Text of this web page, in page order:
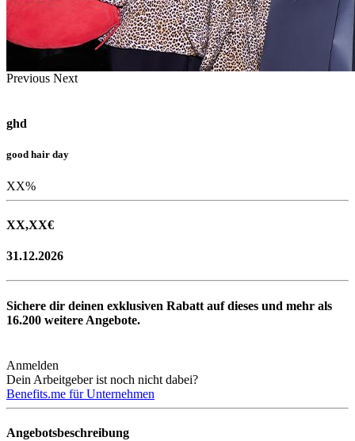
Previous Next
ghd
good hair day
XX%
XX,XX€
31.12.2026
Sichere dir deinen exklusiven Rabatt auf dieses und mehr als
16.200 weitere Angebote.
Anmelden
Dein Arbeitgeber ist noch nicht dabei?
Benefits.me für Unternehmen
Angebotsbeschreibung